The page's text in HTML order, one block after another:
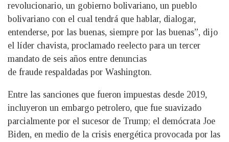
revolucionario, un gobierno bolivariano, un pueblo
bolivariano con el cual tendrá que hablar, dialogar,
entenderse, por las buenas, siempre por las buenas”, dijo
el líder chavista, proclamado reelecto para un tercer
mandato de seis años entre denuncias
de fraude respaldadas por Washington.
Entre las sanciones que fueron impuestas desde 2019,
incluyeron un embargo petrolero, que fue suavizado
parcialmente por el sucesor de Trump; el demócrata Joe
Biden, en medio de la crisis energética provocada por las